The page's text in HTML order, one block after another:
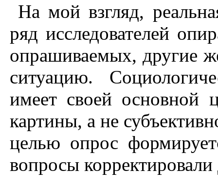
На мой взгляд,
ряд исследователей
опрашиваемых, другие
ситуацию.
имеет своей основной
картины, а не
целью опрос
вопросы корректировали